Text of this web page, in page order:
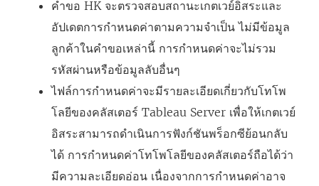
คำขอ HK จะตรวจสอบสถานะเกตเวย์อิสระและ
อัปเดตการกำหนดค่าตามความจำเป็น ไม่มีข้อมูล
ลูกค้าในคำขอเหล่านี้ การกำหนดค่าจะไม่รวม
รหัสผ่านหรือข้อมูลลับอื่นๆ
ไฟล์การกำหนดค่าจะมีรายละเอียดเกี่ยวกับโทโพ
โลยีของคลัสเตอร์ Tableau Server เพื่อให้เกตเวย์
อิสระสามารถดำเนินการฟังก์ชันพร็อกซีย้อนกลับ
ได้ การกำหนดค่าโทโพโลยีของคลัสเตอร์ถือได้ว่า
มีความละเอียดอ่อน เนื่องจากการกำหนดค่าอาจ